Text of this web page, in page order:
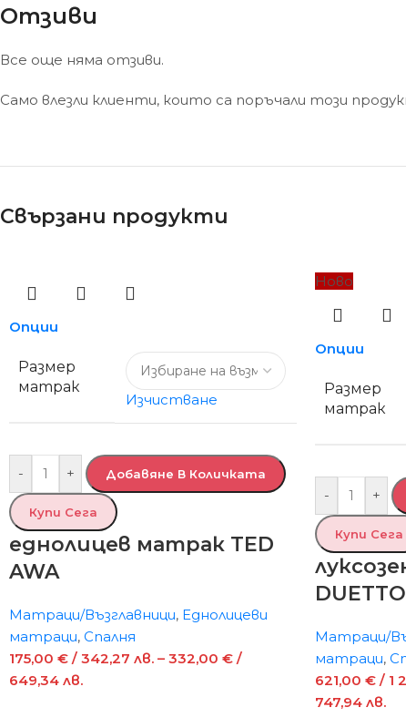
Отзиви
Все още няма отзиви.
Само влезли клиенти, които са поръчали този
Свързани продукти
Опции
Размер
матрак
Изчистване
- + Добавяне В Количката
Купи Сега
еднолицев матрак TED
AWA
Матраци/Възглавници, Еднолицеви
матраци, Спалня
175,00 € / 342,27 лв. – 332,00 € /
649,34 лв.
Ново
Опции
Размер
матрак
- +
Купи Сега
Матраци/
матраци,
621,00 € / 1
747,94 лв.